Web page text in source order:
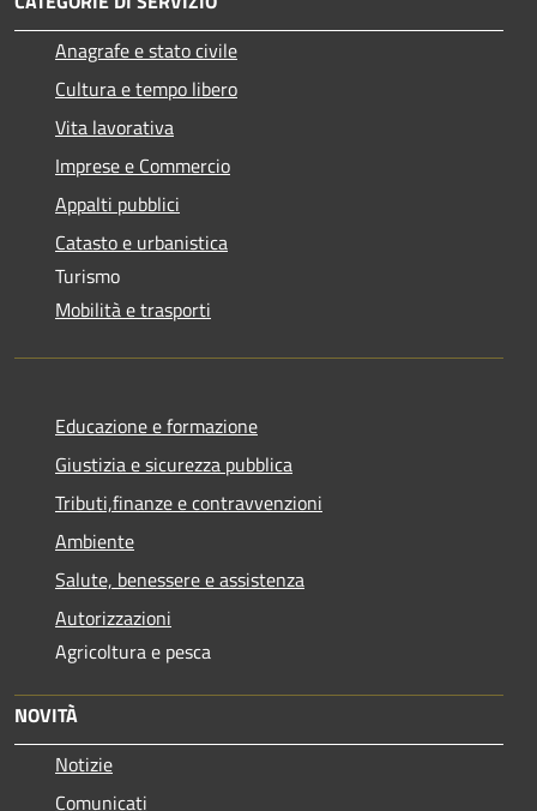
Anagrafe e stato civile
Cultura e tempo libero
Vita lavorativa
Imprese e Commercio
Appalti pubblici
Catasto e urbanistica
Turismo
Mobilità e trasporti
Educazione e formazione
Giustizia e sicurezza pubblica
Tributi,finanze e contravvenzioni
Ambiente
Salute, benessere e assistenza
Autorizzazioni
Agricoltura e pesca
NOVITÀ
Notizie
Comunicati